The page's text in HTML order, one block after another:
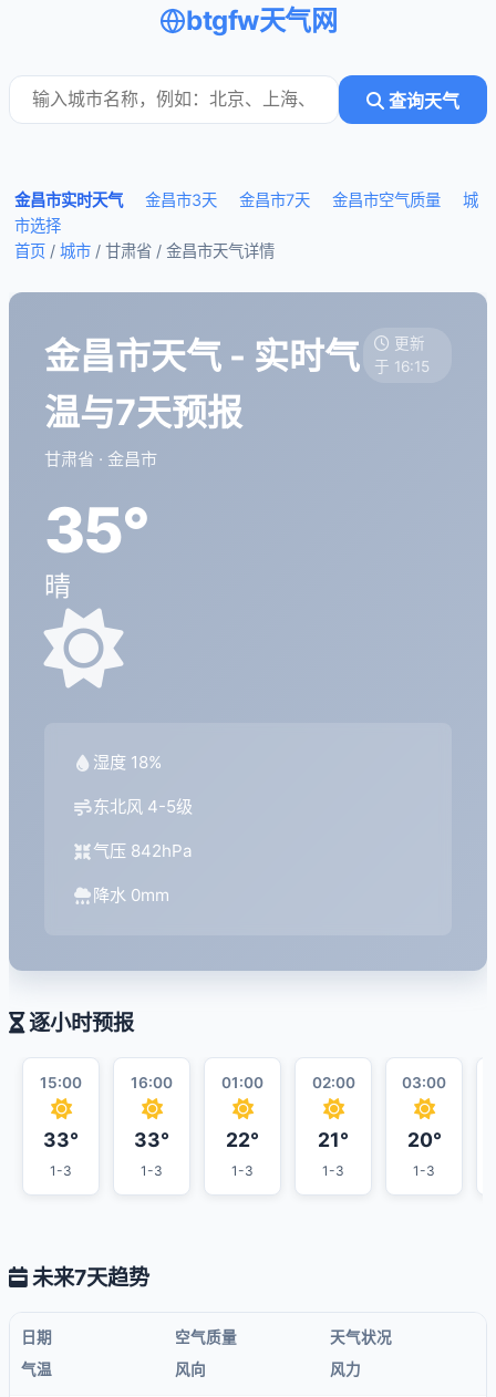
btgfw天气网
查询天气
金昌市实时天气 金昌市3天 金昌市7天 金昌市空气质量
城
市选择
首页 / 城市 / 甘肃省 / 金昌市天气详情
金昌市天气 - 实时气
温与7天预报
甘肃省 · 金昌市
更新
于 16:15
35°
晴
湿度 18%
东北风 4-5级
气压 842hPa
降水 0mm
逐小时预报
15:00
33°
1-3
16:00
33°
1-3
01:00
22°
1-3
02:00
21°
1-3
03:00
20°
1-3
未来7天趋势
日期 空气质量
天气状况
气温
风向 风力